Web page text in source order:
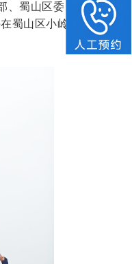
、蜀山区委
蜀山区小岭